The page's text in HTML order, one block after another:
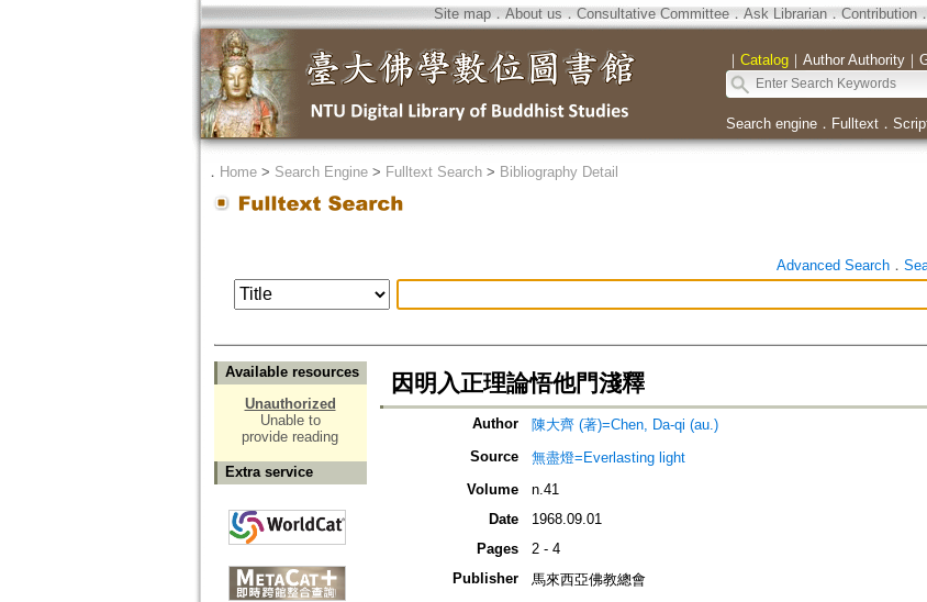
Site map．About us ． Consultative Committee． Ask Librarian． Contribution
｜ Catalog｜ Author Authority｜
Search engine． Fulltext．
． Home> Search Engine> Fulltext Search> Bibliography Detail
Advanced Search．
Available resources
Unauthorized
Unable to
provide reading
Extra service
因明入正理論悟他門淺釋
Author
陳大齊 (著)=Chen, Da-qi (au.)
Source
無盡燈=Everlasting light
Volume
n.41
Date
1968.09.01
Pages
2 - 4
Publisher
馬來西亞佛教總會